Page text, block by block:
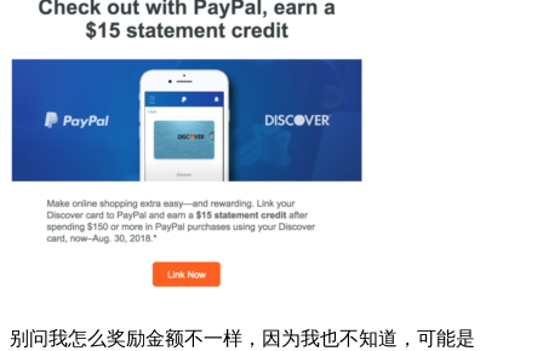
别问我怎么奖励金额不一样，因为我也不知道，可能是